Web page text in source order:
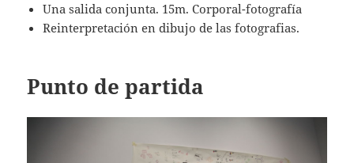
Una salida conjunta. 15m. Corporal-fotografía
Reinterpretación en dibujo de las fotografias.
Punto de partida